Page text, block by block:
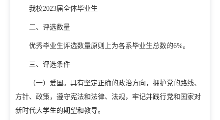
学校概况
学校简介 现任领导 校徽校训校风
办学定位
校庆日
学院规划
党建工作
招生就业
我校2023届全体毕业生
二、评选数量
优秀毕业生评选数量原则上为各系毕业生总数的6%。
三、评选条件
（一）爱国。具有坚定正确的政治方向，拥护党的路线、
方针、政策，遵守宪法和法律、法规，牢记并践行党和国家对
新时代大学生的期望和教导。